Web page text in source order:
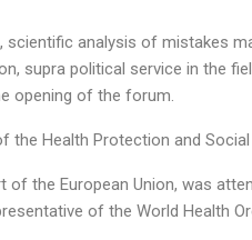
scientific analysis of mistakes
supra political service in the
opening of the forum.
the Health Protection and
the European Union, was
of the World Health